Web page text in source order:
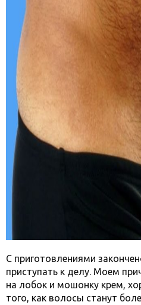
С приготовлениями
приступать к делу. Моем
на лобок и мошонку крем,
того, как волосы станут